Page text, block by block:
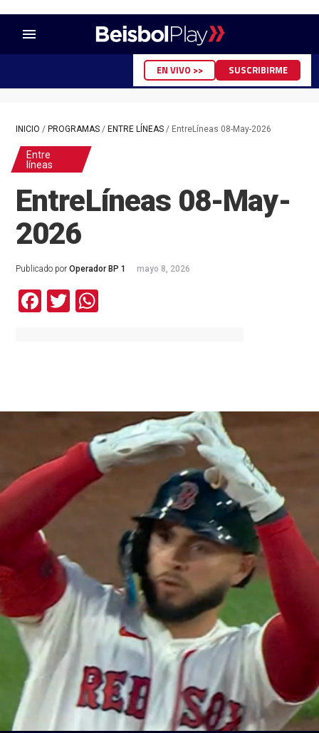
menu
EN VIVO >> SUSCRIBIRME
INICIO / PROGRAMAS/ ENTRE LÍNEAS/ EntreLíneas 08-May-2026
Entre
líneas
EntreLíneas 08-May-
2026
Publicado por Operador BP 1 mayo 8, 2026
Facebook
TwitterWhatsApp